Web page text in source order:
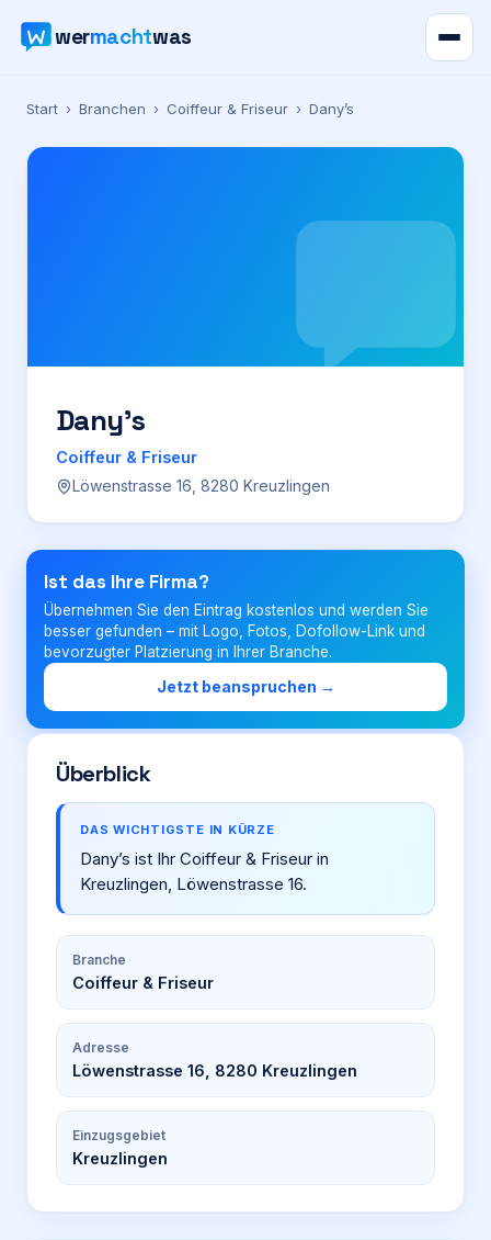
wermachtwas
Verzeichnis
Karte
Preise
Für Firmen
Login
Firma eintragen
Start › Branchen › Coiffeur & Friseur › Dany’s
Dany’s
Coiffeur & Friseur
Löwenstrasse 16, 8280 Kreuzlingen
Ist das Ihre Firma?
Übernehmen Sie den Eintrag kostenlos und werden Sie
besser gefunden – mit Logo, Fotos, Dofollow-Link und
bevorzugter Platzierung in Ihrer Branche.
Jetzt beanspruchen →
Überblick
DAS WICHTIGSTE IN KÜRZE
Dany’s ist Ihr Coiffeur & Friseur in
Kreuzlingen, Löwenstrasse 16.
Branche
Coiffeur & Friseur
Adresse
Löwenstrasse 16, 8280 Kreuzlingen
Einzugsgebiet
Kreuzlingen